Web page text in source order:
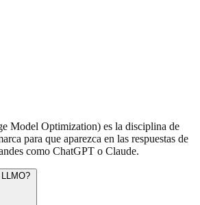
Model Optimization) es la disciplina de
para que aparezca en las respuestas de
como ChatGPT o Claude.